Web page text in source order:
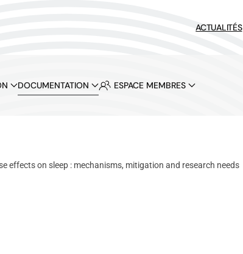
ACTUALITÉS
DOCUMENTATION ESPACE MEMBRES
effects on sleep : mechanisms, mitigation and research needs